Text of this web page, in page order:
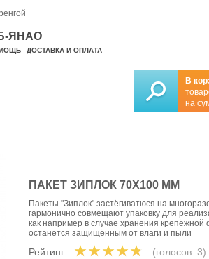
ЯНАО
ДОСТАВКА И ОПЛАТА
В
на
ПАКЕТ ЗИПЛОК 70Х100 ММ
Пакеты "Зиплок" застёгиватюся на
гармонично совмещают упаковку для
как например в случае хранения
останется защищённым от влаги и пыли
Рейтинг: (голосов: 3)